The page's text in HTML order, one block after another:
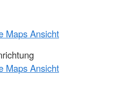
Maps Ansicht
Maps Ansicht